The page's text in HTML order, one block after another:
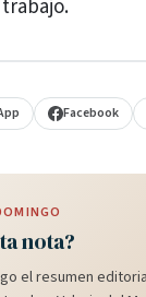
Facebook
nota?
el resumen